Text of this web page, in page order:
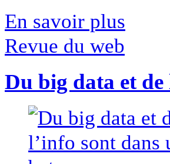
En savoir plus
Revue du web
Du big data et